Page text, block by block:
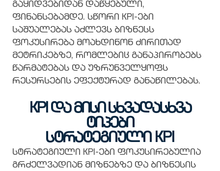
გაყიდვებიდან დაწყებული,
ფინანსებამდე. სწორი KPI-ები
საშუალებას აძლევს ბიზნესს
ფოკუსირება მოახდინონ ძირითად
მეტრიკებზე, რომლებიც განაპირობებს
წარმატებას და უზრუნველყოფს
რესურსების ეფექტურად განაწილებას.
KPI და მისი სხვადასხვა
ტიპები
სტრატეგიული KPI
სტრატეგიული KPI-ები ფოკუსირებულია
გრძელვადიან მიზნებზე და ბიზნესის